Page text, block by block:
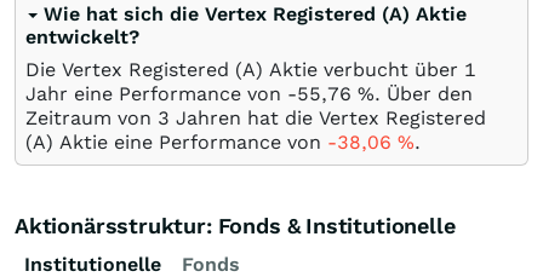
Wie hat sich die Vertex Registered (A) Aktie
entwickelt?
Die Vertex Registered (A) Aktie verbucht über 1
Jahr eine Performance von -55,76 %. Über den
Zeitraum von 3 Jahren hat die Vertex Registered
(A) Aktie eine Performance von -38,06 %.
Aktionärsstruktur: Fonds & Institutionelle
Institutionelle
Fonds